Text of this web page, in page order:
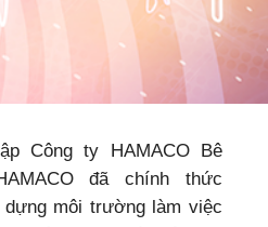
Công ty HAMACO Bê
đã chính thức
môi trường làm việc